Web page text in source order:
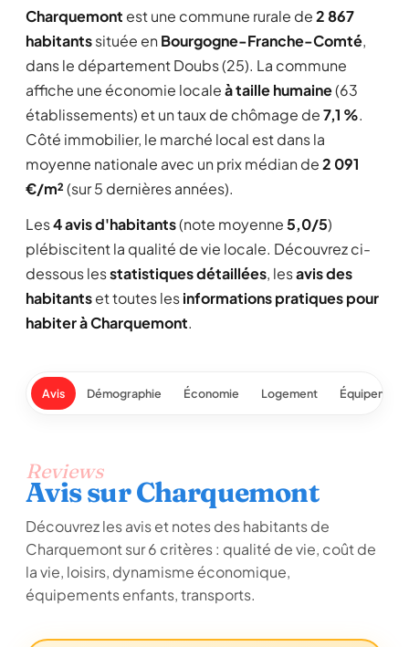
Charquemont est une commune rurale de2 867
habitantssituée en Bourgogne-Franche-Comté,
dans le département Doubs (25). La commune
affiche une économie localeà taille humaine(63
établissements) et un taux de chômage de7,1 %.
Côté immobilier, le marché local est dans la
moyenne nationale avec un prix médian de2 091
€/m²(sur 5 dernières années).
Les4 avis d'habitants(note moyenne5,0/5)
plébiscitent la qualité de vie locale. Découvrez ci-
dessous lesstatistiques détaillées, lesavis des
habitantset toutes lesinformations pratiques pour
habiter à Charquemont.
Avis Démographie Économie Logement
Reviews
Avis sur Charquemont
Découvrez les avis et notes des habitants de
Charquemont sur 6 critères : qualité de vie, coût de
la vie, loisirs, dynamisme économique,
équipements enfants, transports.